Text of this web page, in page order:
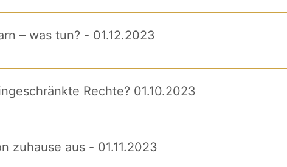
– was tun? - 01.12.2023
Rechte? 01.10.2023
zuhause aus - 01.11.2023